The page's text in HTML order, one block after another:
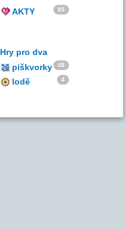
AKTY 85
Hry pro dva
piškvorky
48
lodě 4